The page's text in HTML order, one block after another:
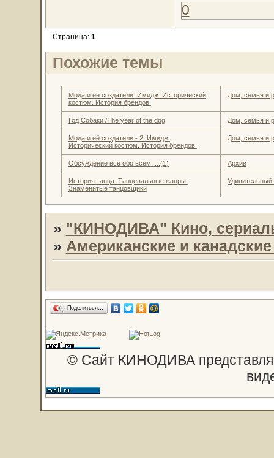
0
Страница: 1
Похожие темы
Мода и её создатели. Имидж. Исторический
костюм. История брендов.
Дом, семья и
Год Собаки /The year of the dog Дом, семья и
Мода и её создатели - 2. Имидж.
Исторический костюм. История брендов.
Дом, семья и
Обсуждение всё обо всем.....(1) Архив
История танца. Танцевальные жанры.
Знаменитые танцовщики
» "КИНОДИВА" Кино,
» Американские и
Поделиться…
© Сайт КИНОДИВА